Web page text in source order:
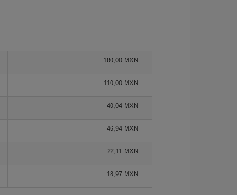
180,00 MXN
110,00 MXN
40,04 MXN
46,94 MXN
22,11 MXN
18,97 MXN